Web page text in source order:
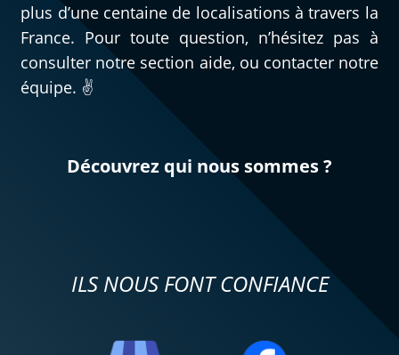
plus d’une centaine de localisations à travers la
France. Pour toute question, n’hésitez pas à
consulter notre section aide, ou contacter notre
équipe. ✌️
Découvrez qui nous sommes ?
ILS NOUS FONT CONFIANCE